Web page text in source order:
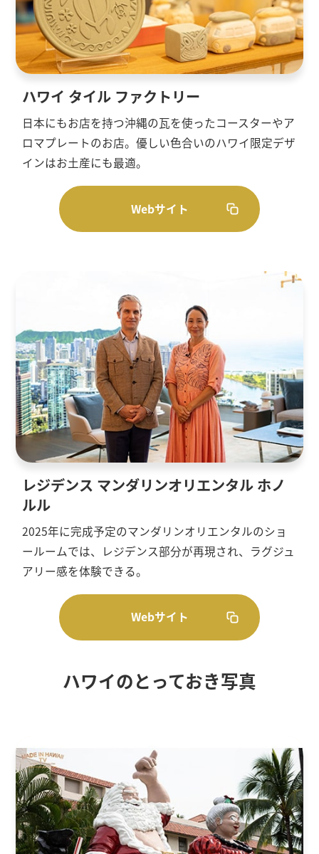
ハワイ タイル ファクトリー
日本にもお店を持つ沖縄の瓦を使ったコースターやア
ロマプレートのお店。優しい色合いのハワイ限定デザ
インはお土産にも最適。
Webサイト
レジデンス マンダリンオリエンタル ホノ
ルル
2025年に完成予定のマンダリンオリエンタルのショ
ールームでは、レジデンス部分が再現され、ラグジュ
アリー感を体験できる。
Webサイト
ハワイのとっておき写真